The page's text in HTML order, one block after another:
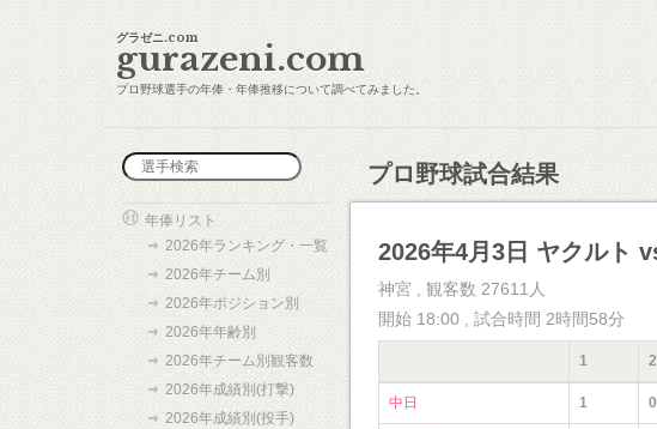
グラゼニ.com
gurazeni.com
プロ野球選手の年俸・年俸推移について調べてみました。
年俸リスト
2026年ランキング・一覧
2026年チーム別
2026年ポジション別
2026年年齢別
2026年チーム別観客数
2026年成績別(打撃)
2026年成績別(投手)
プロ野球試合結果
2026年4月3日 ヤクルト
神宮 , 観客数 27611人
開始 18:00 , 試合時間 2時間58分
1 2
中日 1 0